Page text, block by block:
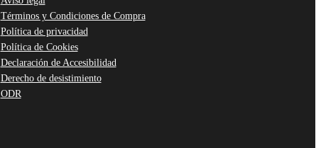
Términos y Condiciones de Compra
Política de privacidad
Política de Cookies
Declaración de Accesibilidad
Derecho de desistimiento
ODR